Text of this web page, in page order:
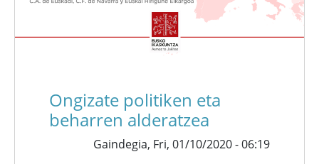
Ongizate politiken eta
beharren alderatzea
Gaindegia, Fri, 01/10/2020 - 06:19